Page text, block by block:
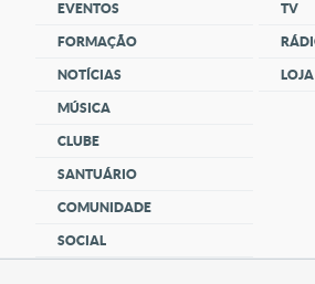
EVENTOS
FORMAÇÃO
NOTÍCIAS
MÚSICA
CLUBE
SANTUÁRIO
COMUNIDADE
SOCIAL
TV
LOJA